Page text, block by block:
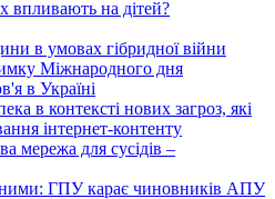
впливають на дітей?
в умовах гібридної війни
Міжнародного дня
в Україні
в контексті нових загроз, які
інтернет-контенту
мережа для сусідів –
ГПУ карає чиновників АПУ